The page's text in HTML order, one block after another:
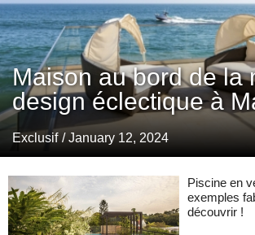
Maison au bord de la
design éclectique à
Exclusif / January 12, 2024
Piscine en
exemples
découvrir !